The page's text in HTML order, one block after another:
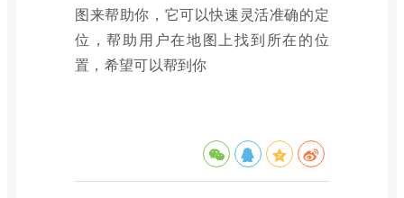
图来帮助你，它可以快速灵活准确的定
位，帮助用户在地图上找到所在的位
置，希望可以帮到你